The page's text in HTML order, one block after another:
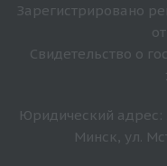
Зарегистрировано
Свидетельство о
Юридический адрес:
Минск, ул.